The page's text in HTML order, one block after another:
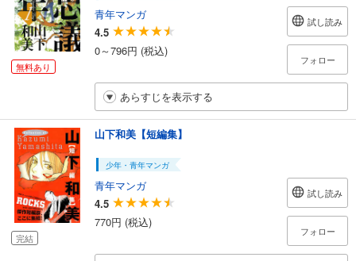
無料あり
青年マンガ
4.5
0～796円 (税込)
試し読み
フォロー
あらすじを表示する
完結
山下和美【短編集】
少年・青年マンガ
青年マンガ
4.5
770円 (税込)
試し読み
フォロー